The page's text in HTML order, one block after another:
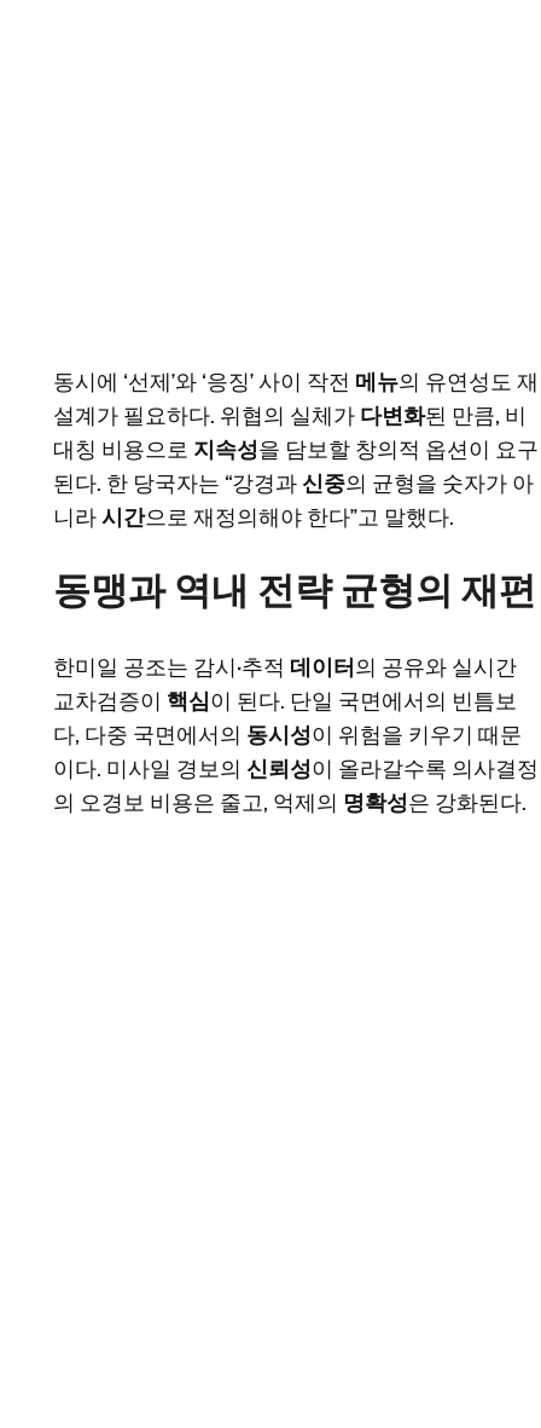
동시에 ‘선제’와 ‘응징’ 사이 작전 메뉴의 유연성도 재
설계가 필요하다. 위협의 실체가 다변화된 만큼, 비
대칭 비용으로 지속성을 담보할 창의적 옵션이 요구
된다. 한 당국자는 “강경과 신중의 균형을 숫자가 아
니라시간으로 재정의해야 한다”고 말했다.
동맹과 역내 전략 균형의 재편
한미일 공조는 감시·추적 데이터 의 공유와 실시간
교차검증이 핵심이 된다. 단일 국면에서의 빈틈보
다, 다중 국면에서의 동시성이 위험을 키우기 때문
이다. 미사일 경보의 신뢰성이 올라갈수록 의사결정
의 오경보 비용은 줄고, 억제의 명확성은 강화된다.